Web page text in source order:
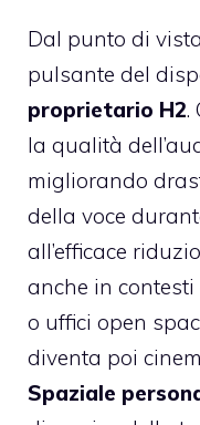
Dal punto di
pulsante del
proprietario H2.
la qualità
migliorando
della voce
all’efficace
anche in
o uffici open
diventa poi
Spaziale